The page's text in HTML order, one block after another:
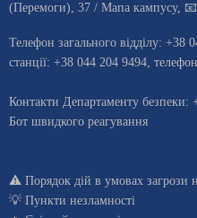
(Перемоги), 37 / Мапа кампусу, 📧
Телефон загального відділу: +38
станцiї: +38 044 204 9494
Контакти Департаменту безпеки:
Бот швидкого реагування
⚠️ Порядок дій в умовах загрози
💡 Пункти незламності